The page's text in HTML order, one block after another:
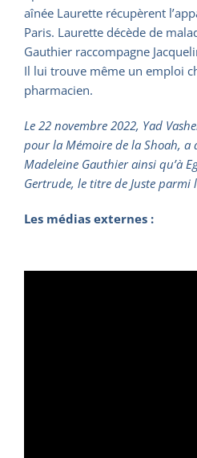
aînée Laurette récupèrent
Paris. Laurette décède de
Gauthier raccompagne
Il lui trouve même un emploi
pharmacien.
Le 22 novembre 2022, Yad
pour la Mémoire de la Shoah, a
Madeleine Gauthier ainsi qu’à
Gertrude, le titre de Juste parmi
Les médias externes :